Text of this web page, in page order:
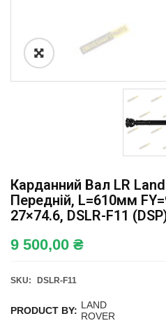
Карданний Вал LR
Передній, L=610мм
27×74.6, DSLR-F11
9 500,00 ₴
SKU: DSLR-F11
PRODUCT BY: LAND
ROVER